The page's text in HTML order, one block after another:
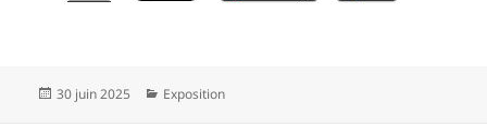
Publié
30 juin 2025 Catégories
Exposition